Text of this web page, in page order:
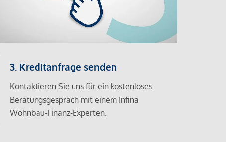
3. Kreditanfrage senden
Kontaktieren Sie uns für ein kostenloses
Beratungsgespräch mit einem Infina
Wohnbau-Finanz-Experten.